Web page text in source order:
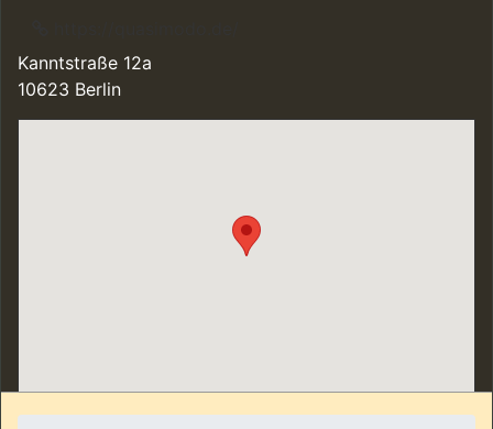
Kanntstraße 12a
10623 Berlin